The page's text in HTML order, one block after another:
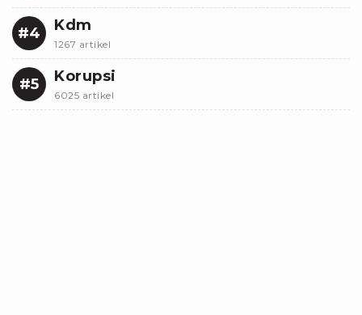
#4 Kdm
1267 artikel
#5 Korupsi
6025 artikel